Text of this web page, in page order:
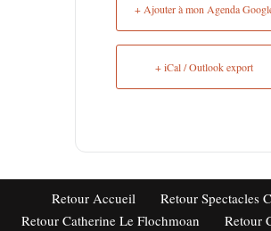
+ Ajouter à mon Agenda
+ iCal / Outlook export
Retour Accueil
Retour Spectacles
Retour Catherine Le Flochmoan
Retour